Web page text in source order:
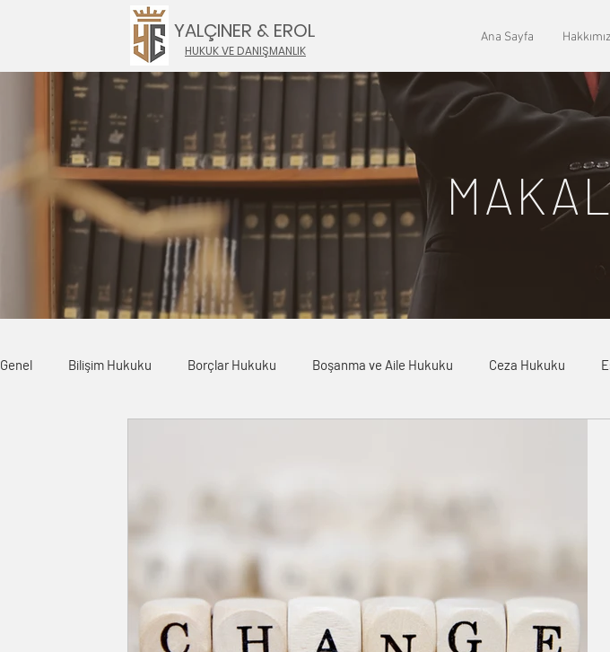
YALÇINER & EROL
HUKUK VE DANIŞMANLIK
Ana Sayfa
Genel Bilişim Hukuku Borçlar Hukuku Boşanma ve Aile Hukuku Ceza Hukuku
İş Sağlığı ve